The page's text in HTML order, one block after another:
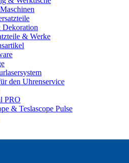
Dekoration
& Werke
den Uhrenservice
PRO
& Teslascope Pulse